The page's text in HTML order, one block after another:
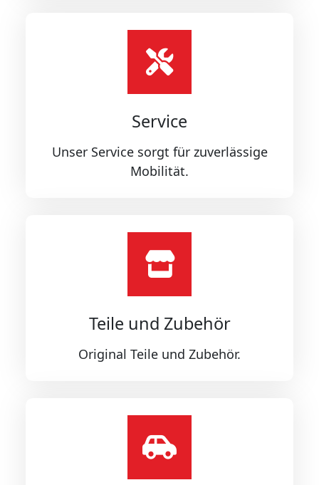
Service
Unser Service sorgt für zuverlässige
Mobilität.
Teile und Zubehör
Original Teile und Zubehör.